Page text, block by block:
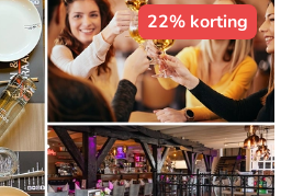
22% korting